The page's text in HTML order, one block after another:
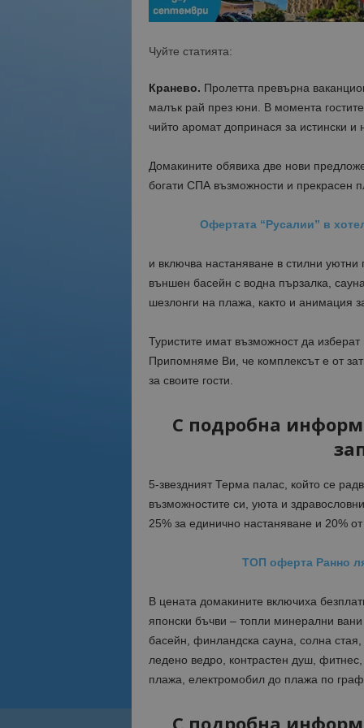
Чуйте статията:
Кранево. Пролетта превърна
малък рай през юни. В момента
чийто аромат допринася за истински и
Домакините обявиха две нови
богати СПА възможности и прекрасен
Офертата “Русалии” в
и включва настаняване в стилни
външен басейн с водна пързалка,
шезлонги на плажа, както и анимация
Туристите имат възможност да
Припомняме Ви, че комплексът е от
за своите гости.
С подробна
5-звездният Терма палас, който се
възможностите си, уюта и
25% за единично настаняване и 20%
ТОП оферта Ранно
В цената домакините включиха
японски бъчви – топли минерални
басейн, финландска сауна, солна
ледено ведро, контрастен душ,
плажа, електромобил до плажа по
С подробна